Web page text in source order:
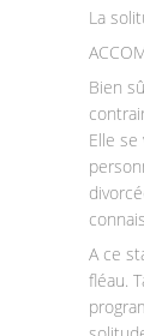
La
Bien
Elle
A ce
fléau.